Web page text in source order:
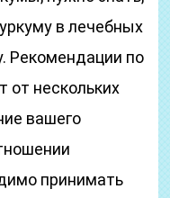
в лечебных
Рекомендации по
от нескольких
вашего
принимать